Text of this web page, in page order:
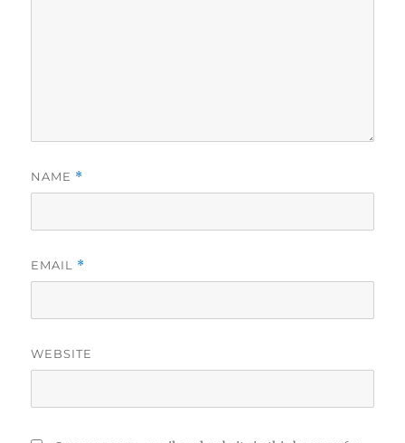
NAME *
EMAIL *
WEBSITE